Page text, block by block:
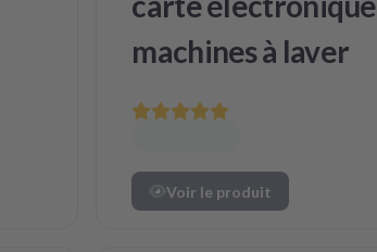
machines à laver
Voir le produit